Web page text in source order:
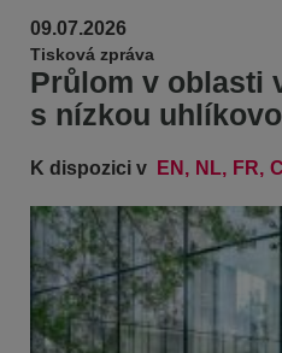
09.07.2026
Tisková zpráva
Průlom v oblasti
s nízkou
K dispozici v EN NL FR